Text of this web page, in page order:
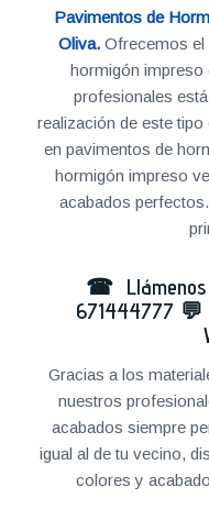
Pavimentos de
Oliva.Ofrecemos el
hormigón impreso
profesionales
realización de este
en pavimentos de
hormigón impreso
acabados
☎ Llámenos
671444777 💬
Gracias a los
nuestros
acabados siempre
igual al de tu vecino,
colores y